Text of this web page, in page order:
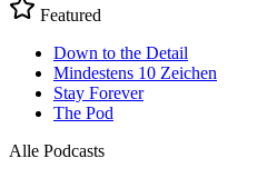
Featured
Down to the Detail
Mindestens 10 Zeichen
Stay Forever
The Pod
Alle Podcasts